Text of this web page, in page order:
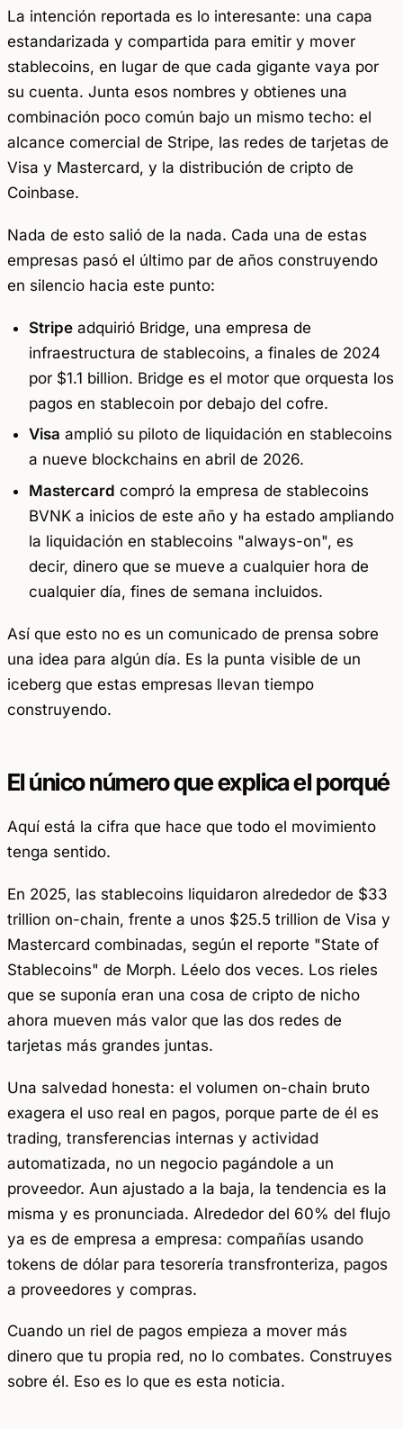
La intención reportada es lo interesante: una capa
estandarizada y compartida para emitir y mover
stablecoins, en lugar de que cada gigante vaya por
su cuenta. Junta esos nombres y obtienes una
combinación poco común bajo un mismo techo: el
alcance comercial de Stripe, las redes de tarjetas de
Visa y Mastercard, y la distribución de cripto de
Coinbase.
Nada de esto salió de la nada. Cada una de estas
empresas pasó el último par de años construyendo
en silencio hacia este punto:
Stripeadquirió Bridge, una empresa de
infraestructura de stablecoins, a finales de 2024
por $1.1 billion. Bridge es el motor que orquesta los
pagos en stablecoin por debajo del cofre.
Visa amplió su piloto de liquidación en stablecoins
a nueve blockchains en abril de 2026.
Mastercard compró la empresa de stablecoins
BVNK a inicios de este año y ha estado ampliando
la liquidación en stablecoins "always-on", es
decir, dinero que se mueve a cualquier hora de
cualquier día, fines de semana incluidos.
Así que esto no es un comunicado de prensa sobre
una idea para algún día. Es la punta visible de un
iceberg que estas empresas llevan tiempo
construyendo.
El único número que explica el porqué
Aquí está la cifra que hace que todo el movimiento
tenga sentido.
En 2025, las stablecoins liquidaron alrededor de $33
trillion on-chain, frente a unos $25.5 trillion de Visa y
Mastercard combinadas, según el reporte "State of
Stablecoins" de Morph. Léelo dos veces. Los rieles
que se suponía eran una cosa de cripto de nicho
ahora mueven más valor que las dos redes de
tarjetas más grandes juntas.
Una salvedad honesta: el volumen on-chain bruto
exagera el uso real en pagos, porque parte de él es
trading, transferencias internas y actividad
automatizada, no un negocio pagándole a un
proveedor. Aun ajustado a la baja, la tendencia es la
misma y es pronunciada. Alrededor del 60% del flujo
ya es de empresa a empresa: compañías usando
tokens de dólar para tesorería transfronteriza, pagos
a proveedores y compras.
Cuando un riel de pagos empieza a mover más
dinero que tu propia red, no lo combates. Construyes
sobre él. Eso es lo que es esta noticia.